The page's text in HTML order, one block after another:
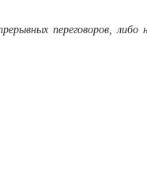
переговоров, либо